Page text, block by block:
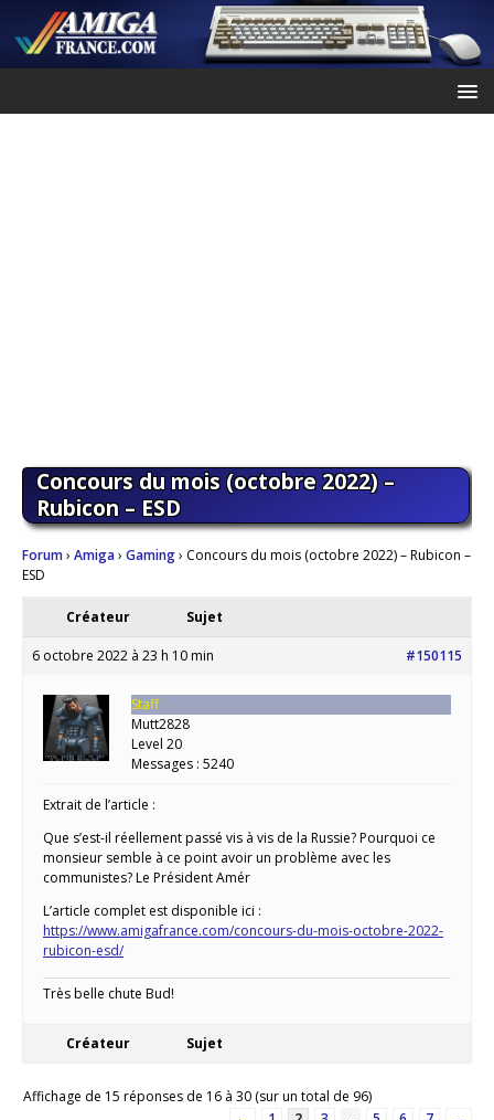
Concours du mois (octobre 2022) –
Rubicon – ESD
Forum› Amiga› Gaming› Concours du mois (octobre 2022) – Rubicon –
ESD
Créateur Sujet
6 octobre 2022 à 23 h 10 min #150115
Staff
Mutt2828
Level 20
Messages : 5240
Extrait de l’article :
Que s’est-il réellement passé vis à vis de la Russie? Pourquoi ce
monsieur semble à ce point avoir un problème avec les
communistes? Le Président Amér
L’article complet est disponible ici :
https://www.amigafrance.com/concours-du-mois-octobre-2022-
rubicon-esd/
Très belle chute Bud!
Créateur Sujet
Affichage de 15 réponses de 16 à 30 (sur un total de 96)